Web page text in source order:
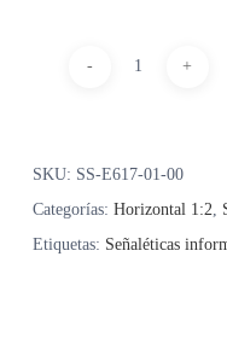
SKU: SS-E617-01-00
Categorías: Horizontal 1:2
Etiquetas: Señaléticas